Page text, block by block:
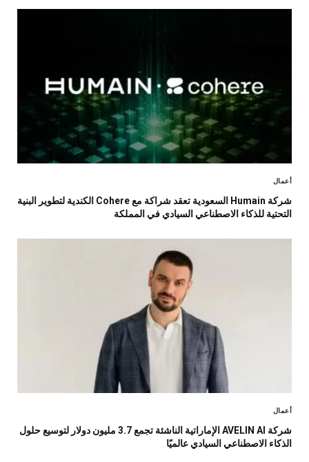
أعمال
شركة Humain السعودية تعقد شراكة مع Cohere الكندية لتطوير البنية
التحتية للذكاء الاصطناعي السيادي في المملكة
أعمال
شركة AVELIN AI الإماراتية الناشئة تجمع 3.7 مليون دولار لتوسيع حلول
الذكاء الاصطناعي السيادي عالميًا